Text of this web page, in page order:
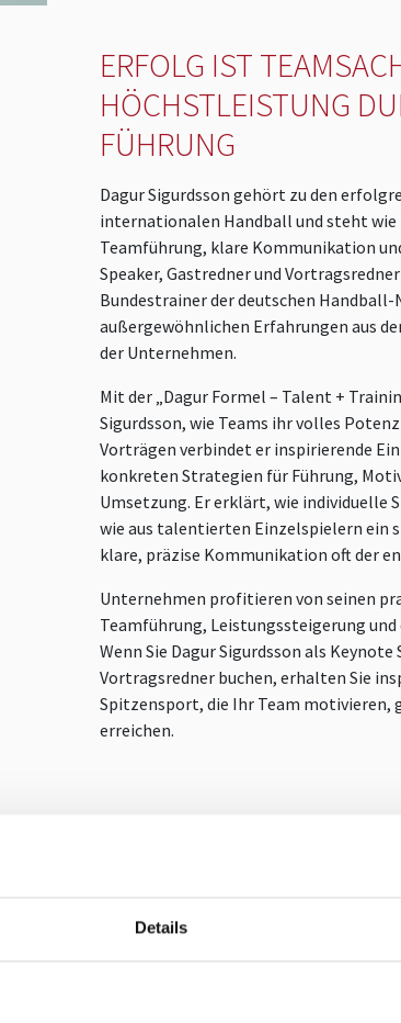
Details
ERFOLG IST
HÖCHSTLEISTUNG
FÜHRUNG
Dagur Sigurdsson gehört zu den
internationalen Handball und steht wie
Teamführung, klare Kommunikation
Speaker, Gastredner und
Bundestrainer der deutschen
außergewöhnlichen Erfahrungen aus
der Unternehmen.
Mit der „Dagur Formel – Talent +
Sigurdsson, wie Teams ihr volles
Vorträgen verbindet er inspirierende
konkreten Strategien für Führung,
Umsetzung. Er erklärt, wie individuelle
wie aus talentierten Einzelspielern ein
klare, präzise Kommunikation oft der
Unternehmen profitieren von seinen
Teamführung, Leistungssteigerung
Wenn Sie Dagur Sigurdsson als
Vortragsredner buchen, erhalten Sie
Spitzensport, die Ihr Team motivieren,
erreichen.
d.sigurdsson@5-sterne-redner.de